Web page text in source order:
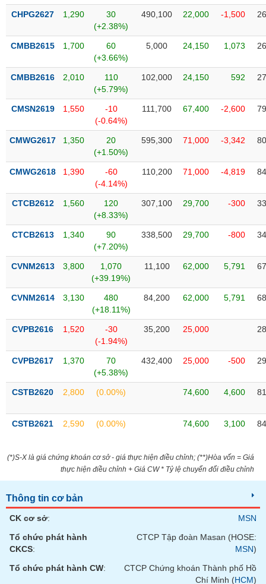
CHPG2627 1,290
30
(+2.38%)
490,100 22,000 -1,500
CMBB2615 1,700
60
(+3.66%)
5,000 24,150 1,073
CMBB2616 2,010
110
(+5.79%)
102,000 24,150 592
CMSN2619 1,550
-10
(-0.64%)
111,700 67,400 -2,600
CMWG2617 1,350
20
(+1.50%)
595,300 71,000 -3,342
CMWG2618 1,390
-60
(-4.14%)
110,200 71,000 -4,819
CTCB2612 1,560
120
(+8.33%)
307,100 29,700 -300
CTCB2613 1,340
90
(+7.20%)
338,500 29,700 -800
CVNM2613 3,800
1,070
(+39.19%)
11,100 62,000 5,791
CVNM2614 3,130
480
(+18.11%)
84,200 62,000 5,791
CVPB2616 1,520
-30
(-1.94%)
35,200 25,000
CVPB2617 1,370
70
(+5.38%)
432,400 25,000 -500
CSTB2620 2,800 (0.00%) 74,600 4,600
CSTB2621 2,590 (0.00%) 74,600 3,100
(*)S-X là giá chứng khoán cơ sở - giá thực hiện điều chỉnh; (**)Hòa vốn = Giá
thực hiện điều chỉnh + Giá CW * Tỷ lệ chuyển đổi điều chỉnh
Thông tin cơ bản
CK cơ sở:
MSN
Tổ chức phát hành
CKCS:
CTCP Tập đoàn Masan (HOSE:
MSN)
Tổ chức phát hành CW:
CTCP Chứng khoán Thành phố Hồ
Chí Minh (HCM)
CHĂM
SỨC
TÀI
TIN
VỤ
THÔNG
TIỆN
ÍCH
BẤT
ĐỘNG
SẢN
Mã
chứng
(-)